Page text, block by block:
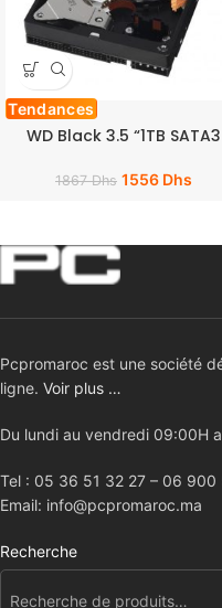
Tendances
WD Black 3.5 “1TB SATA3
1867Dhs 1556 Dhs
Pcpromaroc est une société
ligne. Voir plus …
Du lundi au vendredi 09:00H
Tel : 05 36 51 32 27 – 06 900
Email: info@pcpromaroc.ma
Recherche